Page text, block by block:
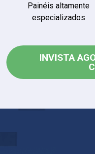
Painéis altamente
especializados
INVISTA